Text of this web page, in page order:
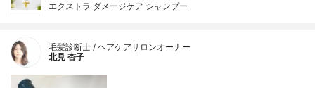
エクストラ ダメージケア シャンプー
毛髪診断士 / ヘアケアサロンオーナー
北見 杏子